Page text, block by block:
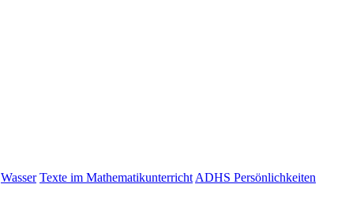
Wasser Texte im Mathematikunterricht ADHS Persönlichkeiten